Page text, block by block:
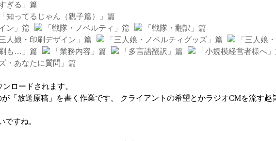
ぎる」篇
知ってるじゃん（親子篇）」篇
ン」篇 「戦隊・ノベルティ」篇
「戦隊・翻訳」篇
人娘・印刷デザイン」篇 「三人娘・ノベルティグッズ」篇
「三人娘
も…」篇 「業務内容」篇 「多言語翻訳」篇
「小規模経営者様へ
・あなたに質問」篇
ロードされます。
「放送原稿」を書く作業です。 クライアントの希望とかラジオCMを流す趣
すね。